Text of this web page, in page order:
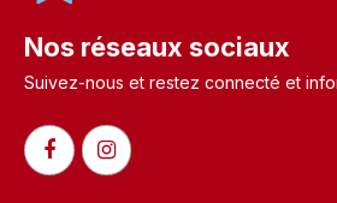
Nos réseaux sociaux
Suivez-nous et restez connecté et